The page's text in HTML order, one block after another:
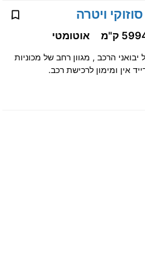
ק"מ אוטומטי
הרכב , מגוון רחב של מכוניות
אין ומימון לרכישת רכב.